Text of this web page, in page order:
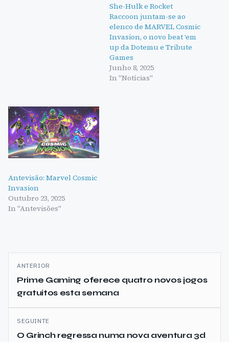
She-Hulk e Rocket
Raccoon juntam-se ao
elenco de MARVEL Cosmic
Invasion, o novo beat ‘em
up da Dotemu e Tribute
Games
Junho 8, 2025
In "Notícias"
Antevisão: Marvel Cosmic
Invasion
Outubro 23, 2025
In "Antevisões"
Navegação
de
artigos
ANTERIOR
Prime Gaming oferece quatro novos jogos
gratuitos esta semana
SEGUINTE
O Grinch regressa numa nova aventura 3d